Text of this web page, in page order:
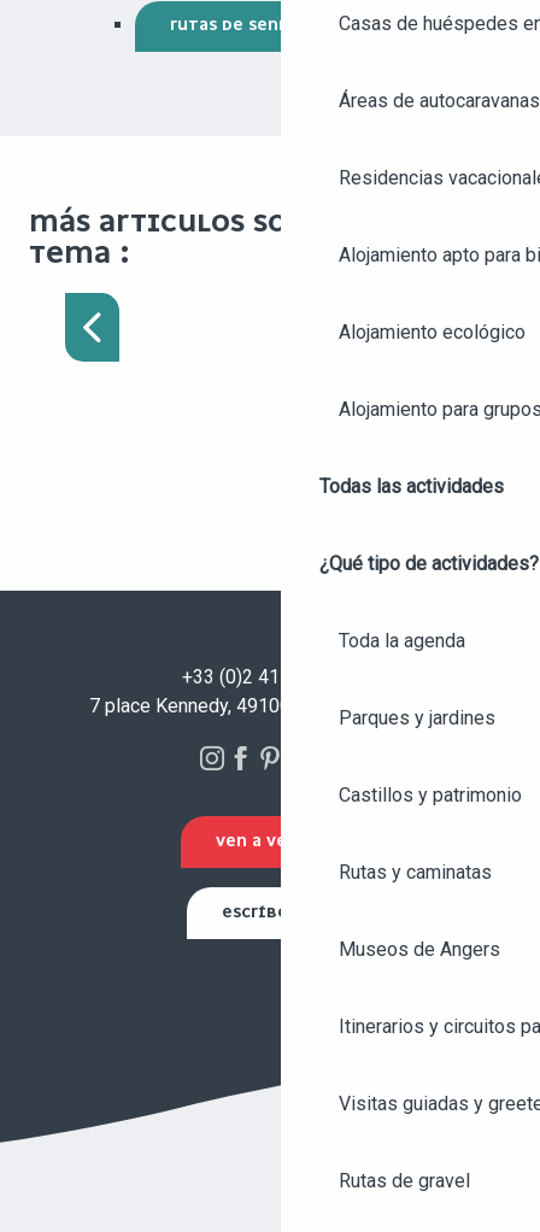
Casas de huéspedes
Áreas de autocaravanas
Residencias
Alojamiento apto para
Alojamiento ecológico
Alojamiento para
Todas las actividades
¿Qué tipo de actividades?
Toda la agenda
Parques y jardines
Castillos y patrimonio
Rutas y caminatas
Museos de Angers
Itinerarios y circuitos
Visitas guiadas y
Rutas de gravel
RUTAS DE SENDERISMO
MÁS ARTICULOS SOBRE EL MISMO
TEMA :
RUTAS Y CAMINATAS
+33 (0)2 41 23 50 00
7 place Kennedy, 49100 Angers - FRANCIA
VEN A VERNOS
ESCRÍBENOS